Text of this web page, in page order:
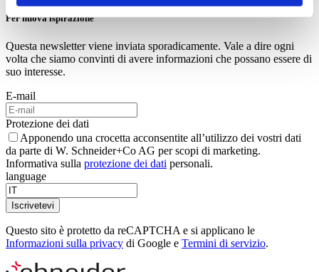
Per nuova ispirazione
Questa newsletter viene inviata sporadicamente. Vale a dire ogni
volta che siamo convinti di avere informazioni che possano essere di
suo interesse.
E-mail
Protezione dei dati
Apponendo una crocetta acconsentite all’utilizzo dei vostri dati
da parte di W. Schneider+Co AG per scopi di marketing.
Informativa sulla protezione dei dati personali.
language
Iscrivetevi
Questo sito è protetto da reCAPTCHA e si applicano le
Informazioni sulla privacy di Google e Termini di servizio.